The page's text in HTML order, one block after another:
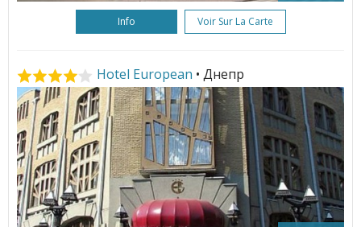
Info Voir Sur La Carte
Hotel European • Днепр